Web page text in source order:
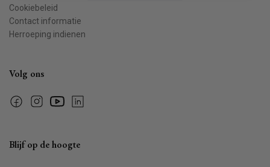
Cookiebeleid
Contact informatie
Herroeping indienen
Volg ons
FacebookInstagramYouTubeLinkedin
Blijf op de hoogte